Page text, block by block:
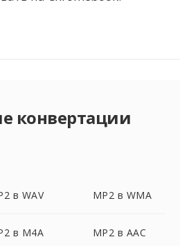
конвертации
в WAV MP2 в WMA
в M4A MP2 в AAC